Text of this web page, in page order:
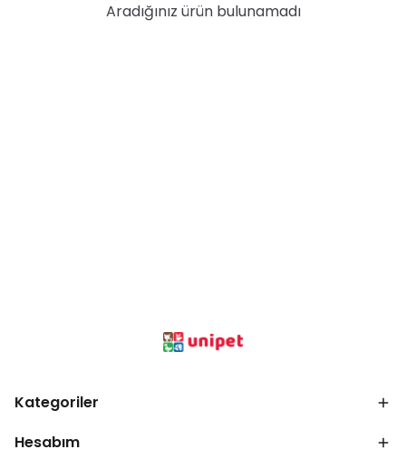
Aradığınız ürün bulunamadı
Kategoriler
Hesabım